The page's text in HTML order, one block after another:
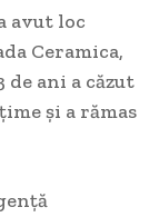
avut loc
Ceramica,
de ani a căzut
și a rămas